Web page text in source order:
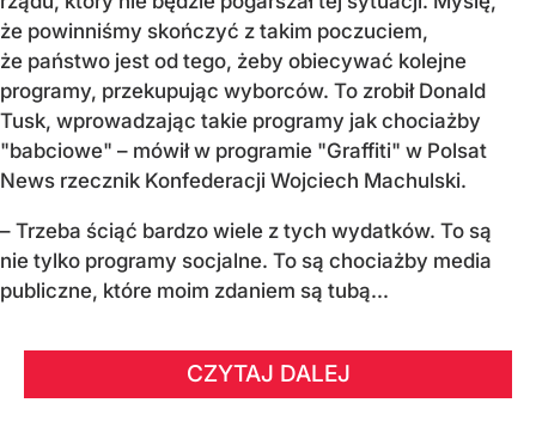
że powinniśmy skończyć z takim poczuciem,
że państwo jest od tego, żeby obiecywać kolejne
programy, przekupując wyborców. To zrobił Donald
Tusk, wprowadzając takie programy jak chociażby
"babciowe" – mówił w programie "Graffiti" w Polsat
News rzecznik Konfederacji Wojciech Machulski.
– Trzeba ściąć bardzo wiele z tych wydatków. To są
nie tylko programy socjalne. To są chociażby media
publiczne, które moim zdaniem są tubą...
CZYTAJ DALEJ